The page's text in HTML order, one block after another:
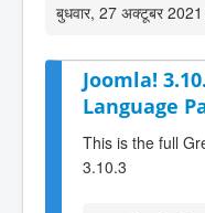
बुधवार, 27 अक्टूबर
Joomla!
Language
This is the full
3.10.3